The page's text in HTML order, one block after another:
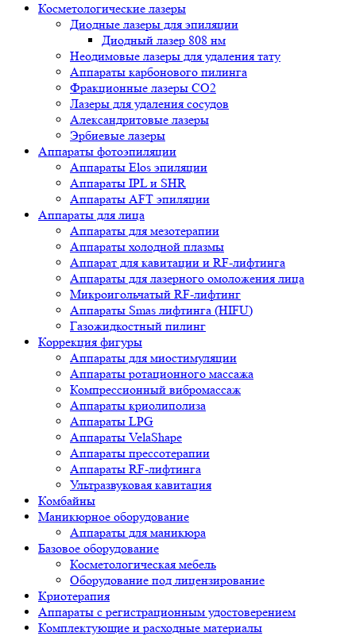
Косметологические лазеры
Диодные лазеры для эпиляции
Диодный лазер 808 нм
Неодимовые лазеры для удаления тату
Аппараты карбонового пилинга
Фракционные лазеры CO2
Лазеры для удаления сосудов
Александритовые лазеры
Эрбиевые лазеры
Аппараты фотоэпиляции
Аппараты Elos эпиляции
Аппараты IPL и SHR
Аппараты AFT эпиляции
Аппараты для лица
Аппараты для мезотерапии
Аппараты холодной плазмы
Аппарат для кавитации и RF-лифтинга
Аппараты для лазерного омоложения лица
Микроигольчатый RF-лифтинг
Аппараты Smas лифтинга (HIFU)
Газожидкостный пилинг
Коррекция фигуры
Аппараты для миостимуляции
Аппараты ротационного массажа
Компрессионный вибромассаж
Аппараты криолиполиза
Аппараты LPG
Аппараты VelaShape
Аппараты прессотерапии
Аппараты RF-лифтинга
Ультразвуковая кавитация
Комбайны
Маникюрное оборудование
Аппараты для маникюра
Базовое оборудование
Косметологическая мебель
Оборудование под лицензирование
Криотерапия
Аппараты c регистрационным удостоверением
Комплектующие и расходные материалы